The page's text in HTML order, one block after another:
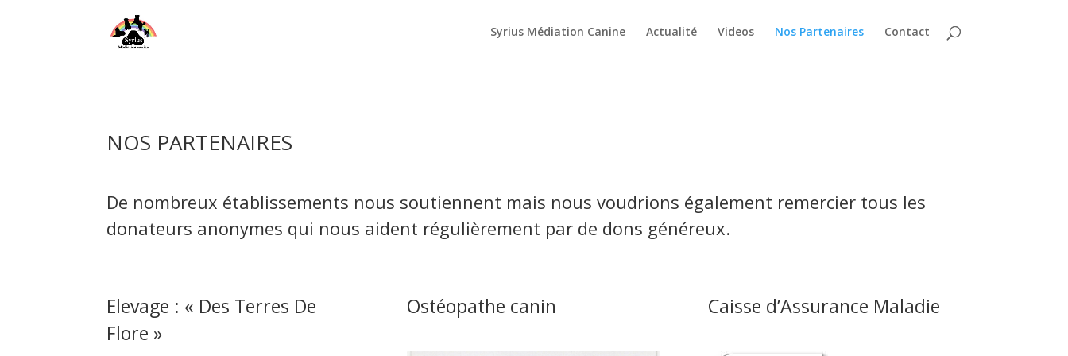
Syrius Médiation Canine Actualité Videos Nos Partenaires Contact
NOS PARTENAIRES
De nombreux établissements nous soutiennent mais nous voudrions également remercier tous les
donateurs anonymes qui nous aident régulièrement par de dons généreux.
Elevage : « Des Terres De
Flore »
Ostéopathe canin Caisse d’Assurance Maladie